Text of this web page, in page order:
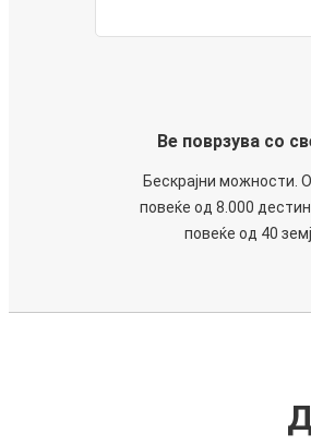
Ве поврзува со
Бескрајни можности.
повеќе од 8.000
повеќе од 40